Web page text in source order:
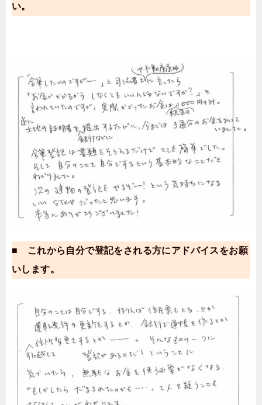
い。
■ これから自分で登記をされる方にアドバイスをお願
いします。